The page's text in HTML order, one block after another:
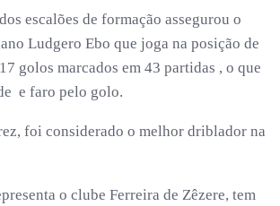
escalões de formação assegurou o
Ludgero Ebo que joga na posição de
golos marcados em 43 partidas , o que
e faro pelo golo.
foi considerado o melhor driblador na
o clube Ferreira de Zêzere, tem